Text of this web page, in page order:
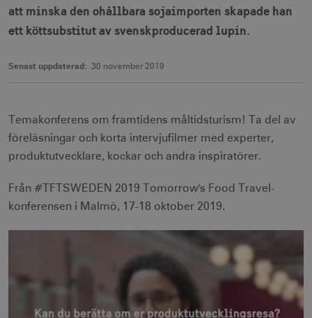
att minska den ohållbara sojaimporten skapade han
ett köttsubstitut av svenskproducerad lupin.
Senast uppdaterad: 30 november 2019
Temakonferens om framtidens måltidsturism! Ta del av
föreläsningar och korta intervjufilmer med experter,
produktutvecklare, kockar och andra inspiratörer.
Från #TFTSWEDEN 2019 Tomorrow's Food Travel-
konferensen i Malmö, 17-18 oktober 2019.